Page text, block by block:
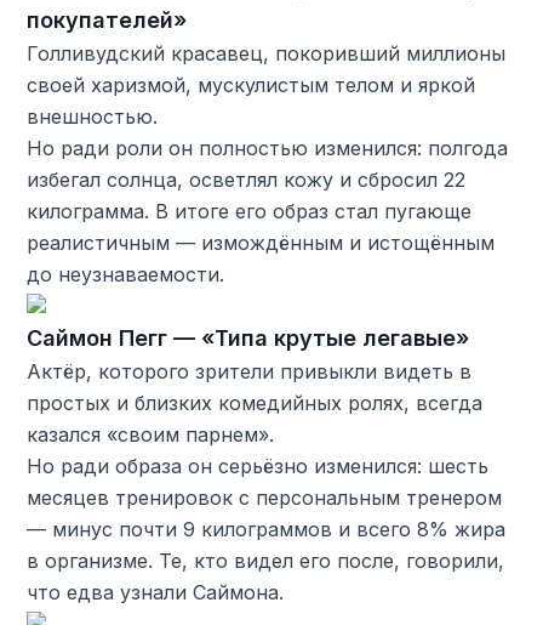
покупателей»
Голливудский красавец, покоривший миллионы
своей харизмой, мускулистым телом и яркой
внешностью.
Но ради роли он полностью изменился: полгода
избегал солнца, осветлял кожу и сбросил 22
килограмма. В итоге его образ стал пугающе
реалистичным — измождённым и истощённым
до неузнаваемости.
Саймон Пегг — «Типа крутые легавые»
Актёр, которого зрители привыкли видеть в
простых и близких комедийных ролях, всегда
казался «своим парнем».
Но ради образа он серьёзно изменился: шесть
месяцев тренировок с персональным тренером
— минус почти 9 килограммов и всего 8% жира
в организме. Те, кто видел его после, говорили,
что едва узнали Саймона.